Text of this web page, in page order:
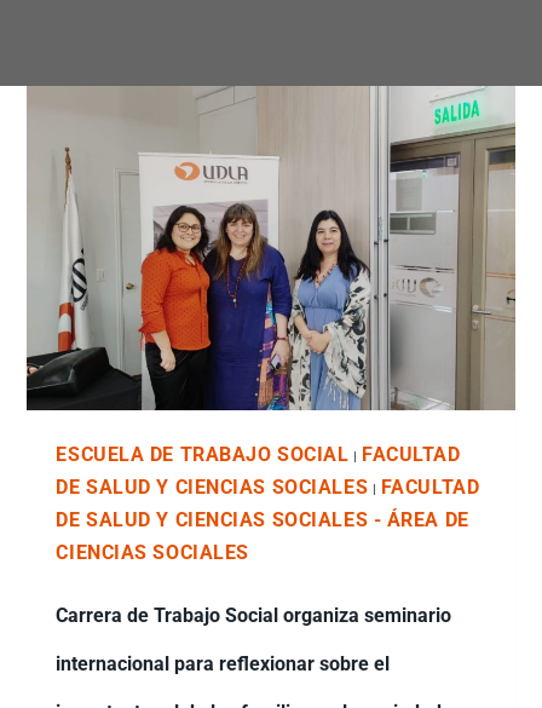
ESCUELA DE TRABAJO SOCIAL
FACULTAD
DE SALUD Y CIENCIAS SOCIALES
FACULTAD
DE SALUD Y CIENCIAS SOCIALES - ÁREA DE
CIENCIAS SOCIALES
Carrera de Trabajo Social organiza seminario
internacional para reflexionar sobre el